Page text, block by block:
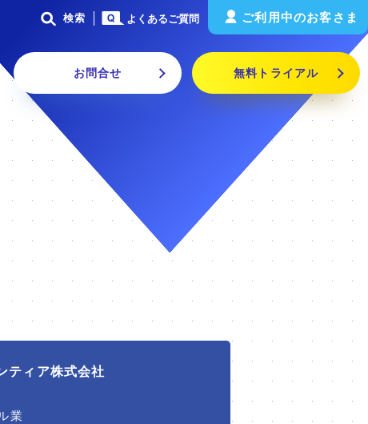
検索 よくあるご質問 ご利用中のお客さま
お問合せ 無料トライアル
ティア株式会社
業